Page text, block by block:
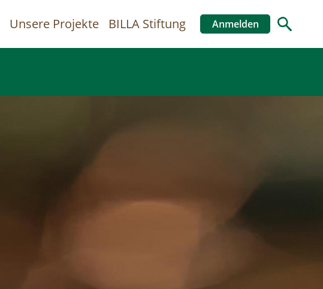
Unsere Projekte BILLA Stiftung Anmelden